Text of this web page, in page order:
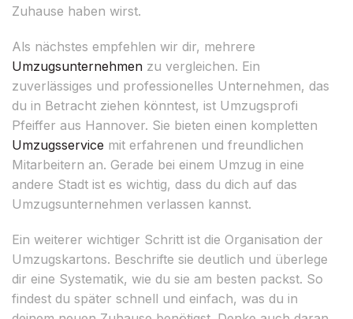
Zuhause haben wirst.
Als nächstes empfehlen wir dir, mehrere
Umzugsunternehmen zu vergleichen. Ein
zuverlässiges und professionelles Unternehmen, das
du in Betracht ziehen könntest, ist Umzugsprofi
Pfeiffer aus Hannover. Sie bieten einen kompletten
Umzugsservice mit erfahrenen und freundlichen
Mitarbeitern an. Gerade bei einem Umzug in eine
andere Stadt ist es wichtig, dass du dich auf das
Umzugsunternehmen verlassen kannst.
Ein weiterer wichtiger Schritt ist die Organisation der
Umzugskartons. Beschrifte sie deutlich und überlege
dir eine Systematik, wie du sie am besten packst. So
findest du später schnell und einfach, was du in